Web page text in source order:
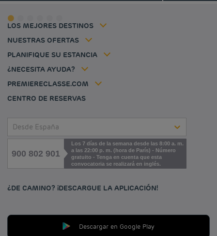
LOS MEJORES DESTINOS
Hoteles baratos Biarritz
NUESTRAS OFERTAS
Tarifa del miembro
PLANIFIQUE SU ESTANCIA
Mi reserva
Politique animaux de compagnie
¿NECESITA AYUDA?
PREMIERECLASSE.COM
Flavours Instant Benefit Términos y Condiciones Generales de Uso
Términos y Condiciones de Uso
Tax policy
Empleo
Jin Jiang International
CENTRO DE RESERVAS
Desde España
900 802 901
Los 7 días de la semana desde las 8:00 a. m.
a las 22:00 p. m. (hora de París) - Número
gratuito - Tenga en cuenta que esta
convocatoria se realizará en inglés.
¿DE CAMINO? ¡DESCARGUE LA APLICACIÓN!
Descargar en Google Play